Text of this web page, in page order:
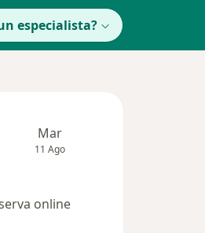
especialista?
Mar
11 Ago
online